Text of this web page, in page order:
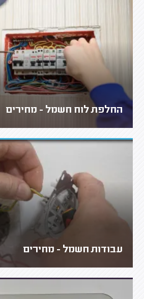
החלפת לוח חשמל - מחירים
עבודות חשמל - מחירים